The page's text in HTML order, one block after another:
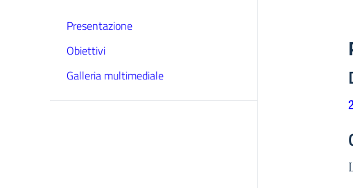
Presentazione
Obiettivi
Galleria multimediale